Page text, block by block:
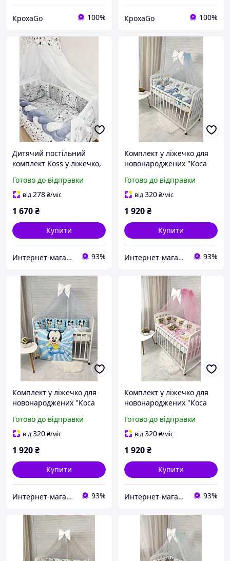
КрохаGo 100% КрохаGo 100%
Дитячий постільний
комплект Koss у ліжечко,
балдахін, Зірки, сірий
Готово до відправки
від278₴/міс
1 670₴
Купити
Интернет-магазин "GLADYS" 93%
Комплект у ліжечко для
новонароджених "Коса
Готово до відправки
від320₴/міс
1 920₴
Купити
Интернет-магазин "GLADYS" 93%
Комплект у ліжечко для
новонароджених "Коса
Готово до відправки
від320₴/міс
1 920₴
Купити
Интернет-магазин "GLADYS" 93%
Комплект у ліжечко для
новонароджених "Коса
Готово до відправки
від320₴/міс
1 920₴
Купити
Интернет-магазин "GLADYS" 93%